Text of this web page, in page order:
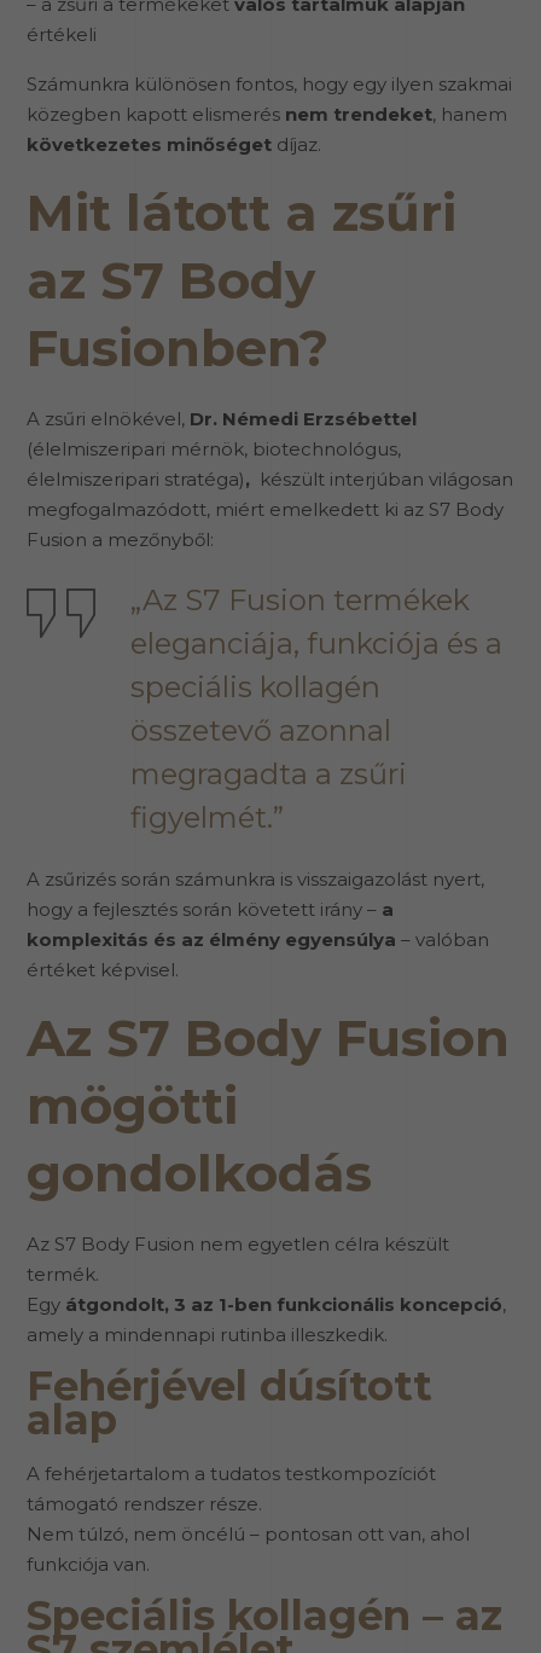
értékeli
Számunkra különösen fontos, hogy egy ilyen szakmai
közegben kapott elismerés nem trendeket, hanem
következetes minőséget díjaz.
Mit látott a zsűri
az S7 Body
Fusionben?
A zsűri elnökével, Dr. Némedi Erzsébettel
(élelmiszeripari mérnök, biotechnológus,
élelmiszeripari stratéga), készült interjúban világosan
megfogalmazódott, miért emelkedett ki az S7 Body
Fusion a mezőnyből:
„Az S7 Fusion termékek
eleganciája, funkciója és a
speciális kollagén
összetevő azonnal
megragadta a zsűri
figyelmét.”
A zsűrizés során számunkra is visszaigazolást nyert,
hogy a fejlesztés során követett irány – a
komplexitás és az élmény egyensúlya – valóban
értéket képvisel.
Az S7 Body Fusion
mögötti
gondolkodás
Az S7 Body Fusion nem egyetlen célra készült
termék.
Egy átgondolt, 3 az 1-ben funkcionális koncepció,
amely a mindennapi rutinba illeszkedik.
Fehérjével dúsított
alap
A fehérjetartalom a tudatos testkompozíciót
támogató rendszer része.
Nem túlzó, nem öncélú – pontosan ott van, ahol
funkciója van.
Speciális kollagén – az